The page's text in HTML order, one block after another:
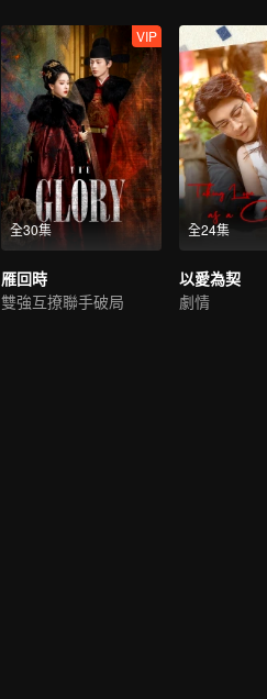
全30集
VIP
雁回時
雙強互撩聯手破局
全24集
以愛為契
劇情